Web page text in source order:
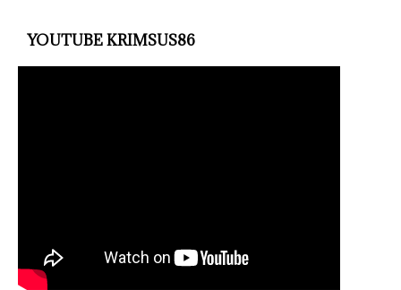
YOUTUBE KRIMSUS86